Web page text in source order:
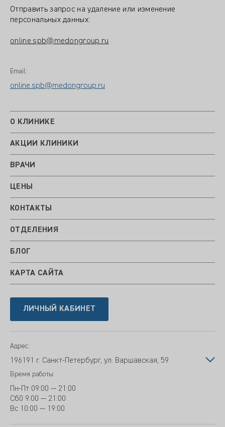
Отправить запрос на удаление или изменение
персональных данных:
online.spb@medongroup.ru
Email:
online.spb@medongroup.ru
О КЛИНИКЕ
АКЦИИ КЛИНИКИ
ВРАЧИ
ЦЕНЫ
КОНТАКТЫ
ОТДЕЛЕНИЯ
БЛОГ
КАРТА САЙТА
ЛИЧНЫЙ КАБИНЕТ
Адрес:
196191 г. Санкт-Петербург, ул. Варшавская, 59
Время работы:
Пн-Пт 09:00 — 21:00
Сб0 9:00 — 21:00
Вс 10:00 — 19:00